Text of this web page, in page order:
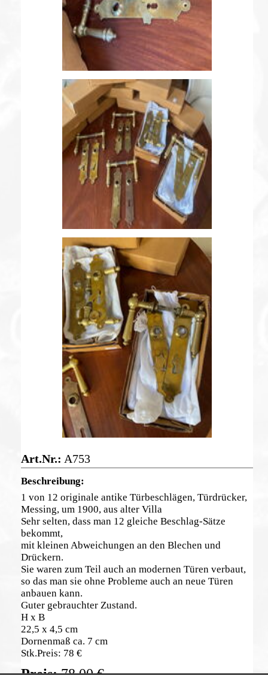
A753
1 von 12 originale antike Türbeschlägen, Türdrücker,
Messing, um 1900, aus alter Villa
Sehr selten, dass man 12 gleiche Beschlag-Sätze
bekommt,
mit kleinen Abweichungen an den Blechen und
Drückern.
Sie waren zum Teil auch an modernen Türen verbaut,
so das man sie ohne Probleme auch an neue Türen
anbauen kann.
Guter gebrauchter Zustand.
H x B
22,5 x 4,5 cm
Dornenmaß ca. 7 cm
Stk.Preis: 78 €